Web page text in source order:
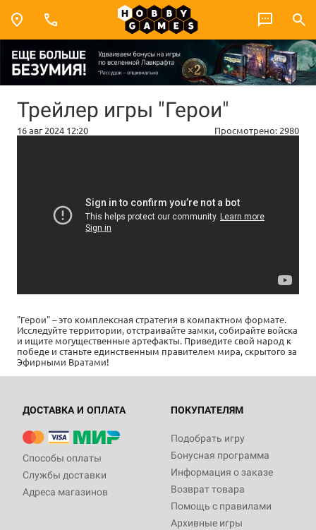
Трейлер игры "Герои"
16 авг 2024 12:20 Просмотрено: 2980
"Герои" – это комплексная стратегия в компактном формате.
Исследуйте территории, отстраивайте замки, собирайте войска
и ищите могущественные артефакты. Приведите свой народ к
победе и станьте единственным правителем мира, скрытого за
Эфирными Вратами!
ДОСТАВКА И ОПЛАТА
Способы оплаты
Службы доставки
Адреса магазинов
ПОКУПАТЕЛЯМ
Подобрать игру
Бонусная программа
Информация о заказе
Возврат товара
Помощь с правилами
Архивные игры